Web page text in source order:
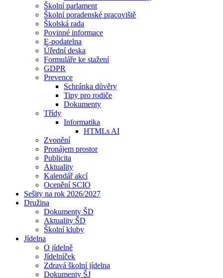
Školní parlament
Školní poradenské pracoviště
Školská rada
Povinné informace
E-podatelna
Úřední deska
Formuláře ke stažení
GDPR
Prevence
Schránka důvěry
Tipy pro rodiče
Dokumenty
Třídy
Informatika
HTMLs AI
Zvonění
Pronájem prostor
Publicita
Aktuality
Kalendář akcí
Ocenění SCIO
Sešity na rok 2026/2027
Družina
Dokumenty ŠD
Aktuality ŠD
Školní kluby
Jídelna
O jídelně
Jídelníček
Zdravá školní jídelna
Dokumenty ŠJ